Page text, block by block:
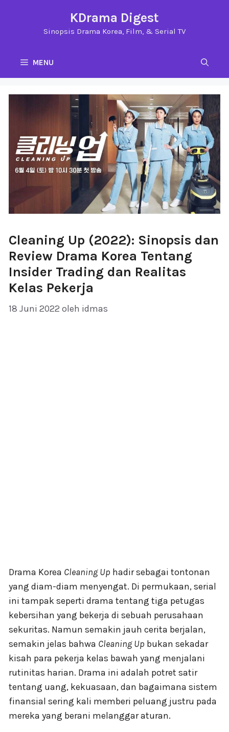
KDrama Digest
Sinopsis Drama Korea, Film, & Serial TV
MENU
Cleaning Up (2022): Sinopsis dan
Review Drama Korea Tentang
Insider Trading dan Realitas
Kelas Pekerja
18 Juni 2022 oleh idmas
Drama Korea Cleaning Up hadir sebagai tontonan
yang diam-diam menyengat. Di permukaan, serial
ini tampak seperti drama tentang tiga petugas
kebersihan yang bekerja di sebuah perusahaan
sekuritas. Namun semakin jauh cerita berjalan,
semakin jelas bahwa Cleaning Up bukan sekadar
kisah para pekerja kelas bawah yang menjalani
rutinitas harian. Drama ini adalah potret satir
tentang uang, kekuasaan, dan bagaimana sistem
finansial sering kali memberi peluang justru pada
mereka yang berani melanggar aturan.